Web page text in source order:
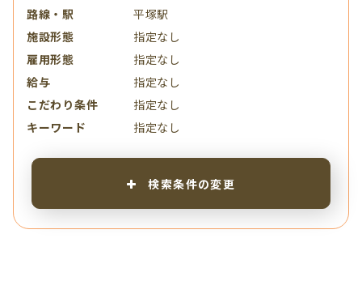
路線・駅
平塚駅
施設形態
指定なし
雇用形態
指定なし
給与
指定なし
こだわり条件
指定なし
キーワード
指定なし
検索条件の変更